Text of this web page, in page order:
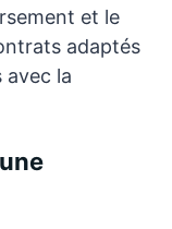
et le
adaptés
la